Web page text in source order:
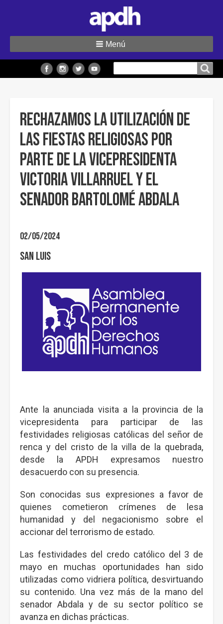
sitio
Menú
RECHAZAMOS LA UTILIZACIÓN DE
LAS FIESTAS RELIGIOSAS POR
PARTE DE LA VICEPRESIDENTA
VICTORIA VILLARRUEL Y EL
SENADOR BARTOLOMÉ ABDALA
02/05/2024
San Luis
Ante la anunciada visita a la provincia de la
vicepresidenta para participar de las
festividades religiosas católicas del señor de
renca y del cristo de la villa de la quebrada,
desde la APDH expresamos nuestro
desacuerdo con su presencia.
Son conocidas sus expresiones a favor de
quienes cometieron crímenes de lesa
humanidad y del negacionismo sobre el
accionar del terrorismo de estado.
Las festividades del credo católico del 3 de
mayo en muchas oportunidades han sido
utilizadas como vidriera política, desvirtuando
su contenido. Una vez más de la mano del
senador Abdala y de su sector político se
avanza en dichas prácticas.